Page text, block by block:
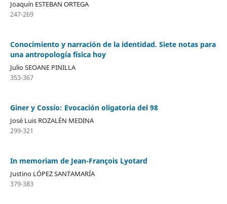
Joaquín ESTEBAN ORTEGA
247-269
Conocimiento y narración de la identidad. Siete notas para
una antropología física hoy
Julio SEOANE PINILLA
353-367
Giner y Cossío: Evocación oligatoria del 98
José Luis ROZALÉN MEDINA
299-321
In memoriam de Jean-François Lyotard
Justino LÓPEZ SANTAMARÍA
379-383